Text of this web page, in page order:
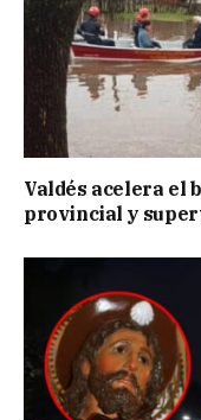
Valdés acelera el
provincial y